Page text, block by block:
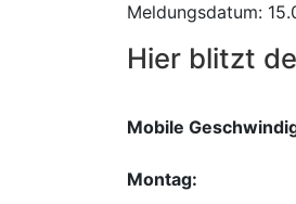
Meldungsdatum:
Hier blitzt
Mobile
Montag: